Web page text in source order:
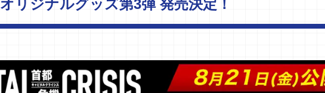
オリジナルグッズ第3弾 発売決定！